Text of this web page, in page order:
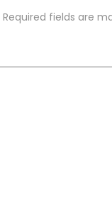
Required fields are